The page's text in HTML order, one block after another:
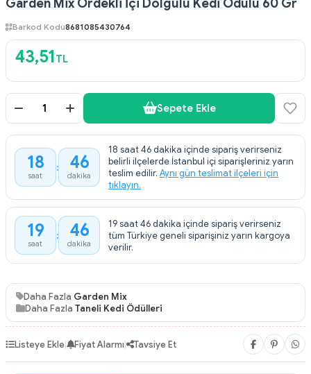
Garden Mix Ördekli İçi Dolgulu Kedi Ödülü 60 Gr
Barkod Kodu8681085430764
43,51TL
Sepete Ekle
18
saat
: 46
dakika
18 saat 46 dakika içinde sipariş verirseniz
belirli ilçelerde İstanbul içi siparişleriniz yarın
teslim edilir. Aynı gün teslimat ilçeleri için
tıklayın.
19
saat
: 46
dakika
19 saat 46 dakika içinde sipariş verirseniz
tüm Türkiye geneli siparişiniz yarın kargoya
verilir.
Daha Fazla Garden Mix
Daha Fazla Taneli Kedi Ödülleri
Listeye Ekle| Fiyat Alarmı| Tavsiye Et